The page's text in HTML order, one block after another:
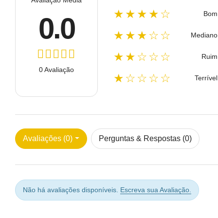
0.0
0 Avaliação
★★★★☆ Bom
★★★☆☆ Mediano
★★☆☆☆ Ruim
★☆☆☆☆ Terrível
Avaliações (0) Perguntas & Respostas (0)
Não há avaliações disponíveis. Escreva sua Avaliação.